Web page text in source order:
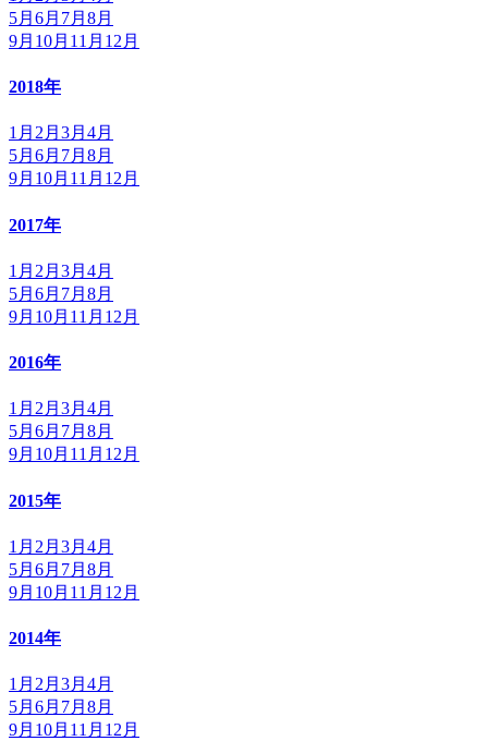
5月 6月 7月 8月
9月 10月 11月 12月
2018年
1月 2月 3月 4月
5月 6月 7月 8月
9月 10月 11月 12月
2017年
1月 2月 3月 4月
5月 6月 7月 8月
9月 10月 11月 12月
2016年
1月 2月 3月 4月
5月 6月 7月 8月
9月 10月 11月 12月
2015年
1月 2月 3月 4月
5月 6月 7月 8月
9月 10月 11月 12月
2014年
1月 2月 3月 4月
5月 6月 7月 8月
9月 10月 11月 12月